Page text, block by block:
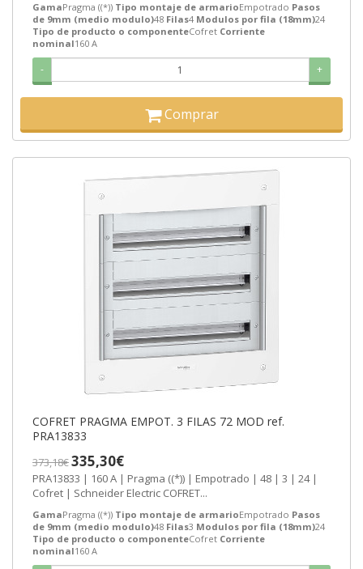
GamaPragma ((*)) Tipo montaje de armarioEmpotrado Pasos
de 9mm (medio modulo)48 Filas4 Modulos por fila (18mm)24
Tipo de producto o componenteCofret Corriente
nominal160 A
- +
Comprar
COFRET PRAGMA EMPOT. 3 FILAS 72 MOD ref.
PRA13833
373,18€335,30€
PRA13833 | 160 A | Pragma ((*)) | Empotrado | 48 | 3 | 24 |
Cofret | Schneider Electric COFRET...
GamaPragma ((*)) Tipo montaje de armarioEmpotrado Pasos
de 9mm (medio modulo)48 Filas3 Modulos por fila (18mm)24
Tipo de producto o componenteCofret Corriente
nominal160 A